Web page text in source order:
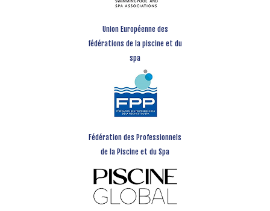
Union Européenne des
fédérations de la piscine et du
spa
Fédération des Professionnels
de la Piscine et du Spa